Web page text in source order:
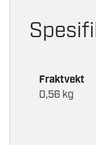
Fraktvekt
0,56 kg